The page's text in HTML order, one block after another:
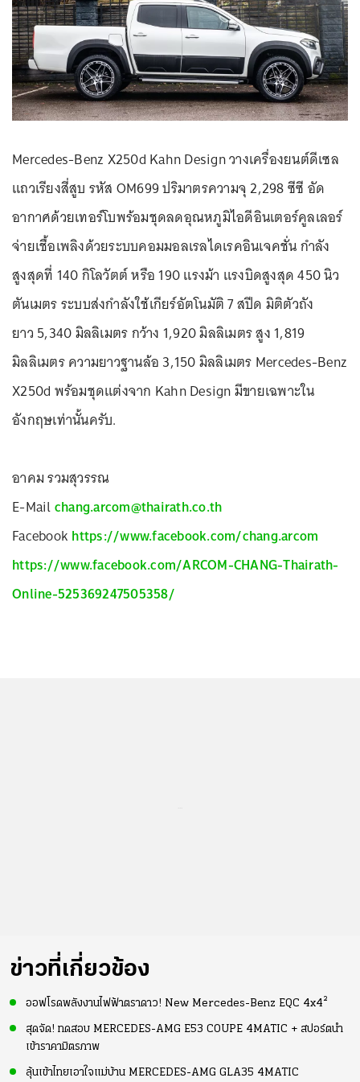
Mercedes-Benz X250d Kahn Design วางเครื่องยนต์ดีเซล
แถวเรียงสี่สูบ รหัส OM699 ปริมาตรความจุ 2,298 ซีซี อัด
อากาศด้วยเทอร์โบพร้อมชุดลดอุณหภูมิไอดีอินเตอร์คูลเลอร์
จ่ายเชื้อเพลิงด้วยระบบคอมมอลเรลไดเรคอินเจคชั่น กำลัง
สูงสุดที่ 140 กิโลวัตต์ หรือ 190 แรงม้า แรงบิดสูงสุด 450 นิว
ตันเมตร ระบบส่งกำลังใช้เกียร์อัตโนมัติ 7 สปีด มิติตัวถัง
ยาว 5,340 มิลลิเมตร กว้าง 1,920 มิลลิเมตร สูง 1,819
มิลลิเมตร ความยาวฐานล้อ 3,150 มิลลิเมตร Mercedes-Benz
X250d พร้อมชุดแต่งจาก Kahn Design มีขายเฉพาะใน
อังกฤษเท่านั้นครับ.
อาคม รวมสุวรรณ
E-Mailchang.arcom@thairath.co.th
Facebook https://www.facebook.com/chang.arcom
https://www.facebook.com/ARCOM-CHANG-Thairath-
Online-525369247505358/
ข่าวที่เกี่ยวข้อง
ออฟโรดพลังงานไฟฟ้าตราดาว! New Mercedes-Benz EQC 4x4²
สุดจัด! ทดสอบ MERCEDES-AMG E53 COUPE 4MATIC + สปอร์ตนำ
เข้าราคามิตรภาพ
ลุ้นเข้าไทยเอาใจแม่บ้าน MERCEDES-AMG GLA35 4MATIC